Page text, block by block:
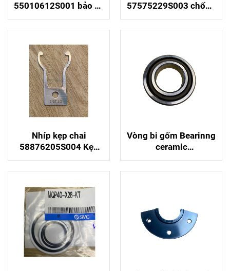
55010612S001 bảo vệ
van chiết KHS hoàn
hảo
57575229S003 chống
rung an toàn tuyệt đối
Nhíp kẹp chai
58876205S004 Kẹp
chặt cổ chai không
trầy xước
Vòng bi gốm Bearinng
ceramic
301104200227 chống
ăn mòn vượt trội